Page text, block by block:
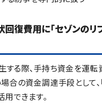
復費用に「セゾンのリ
する際、手持ち資金を運
合の資金調達手段として、
用できます。